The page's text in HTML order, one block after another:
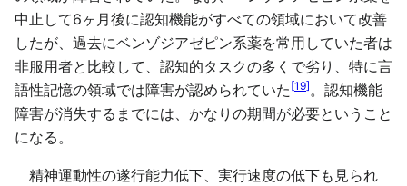
中止して6ヶ月後に認知機能がすべての領域において改善
したが、過去にベンゾジアゼピン系薬を常用していた者は
非服用者と比較して、認知的タスクの多くで劣り、特に言
語性記憶の領域では障害が認められていた [19]。認知機能
障害が消失するまでには、かなりの期間が必要ということ
になる。
精神運動性の遂行能力低下、実行速度の低下も見られ